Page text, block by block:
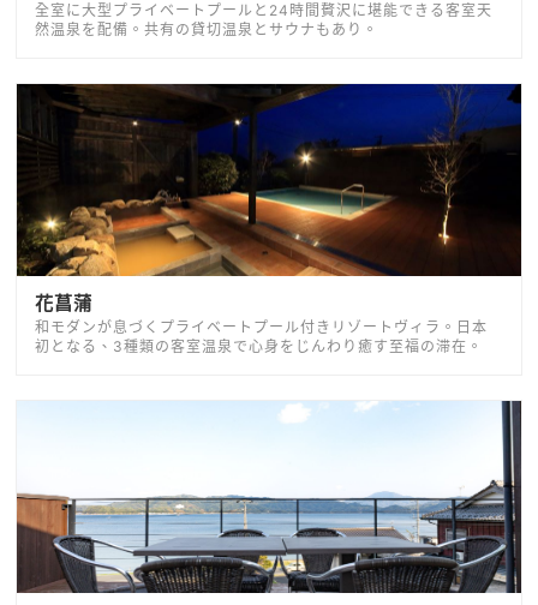
全室に大型プライベートプールと24時間贅沢に堪能できる客室天
然温泉を配備。共有の貸切温泉とサウナもあり。
花菖蒲
和モダンが息づくプライベートプール付きリゾートヴィラ。日本
初となる、3種類の客室温泉で心身をじんわり癒す至福の滞在。